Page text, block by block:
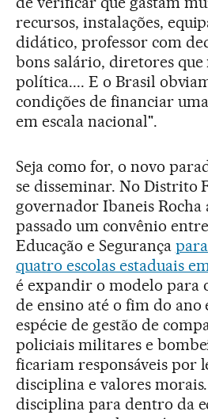
recursos, instalações,
didático, professor com
bons salário, diretores que
política.... E o Brasil
condições de financiar
em escala nacional".
Seja como for, o novo
se disseminar. No Distrito
governador Ibaneis Rocha
passado um convênio
Educação e Segurança
quatro escolas estaduais
é expandir o modelo para
de ensino até o fim do ano
espécie de gestão de
policiais militares e
ficariam responsáveis por
disciplina e valores
disciplina para dentro da